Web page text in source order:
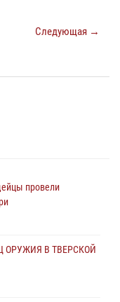
Следующая →
провели
ОРУЖИЯ В ТВЕРСКОЙ